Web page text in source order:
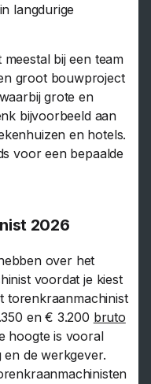
langdurige
bij een team
groot bouwproject
grote en
bijvoorbeeld aan
en hotels.
voor een bepaalde
2026
over het
voordat je kiest
torenkraanmachinist
en € 3.200 bruto
hoogte is vooral
de werkgever.